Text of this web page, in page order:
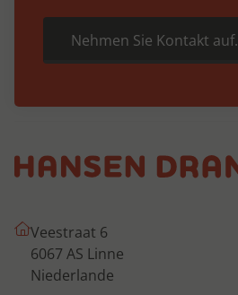
Nehmen Sie Kontakt auf.
Veestraat 6
6067 AS Linne
Niederlande